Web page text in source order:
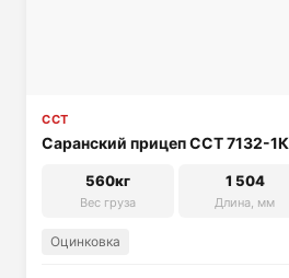
ССТ
Саранский прицеп ССТ 7132-1К
560кг
Вес груза
1 504
Длина, мм
Оцинковка